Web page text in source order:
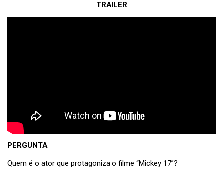
TRAILER
PERGUNTA
Quem é o ator que protagoniza o filme “Mickey 17”?